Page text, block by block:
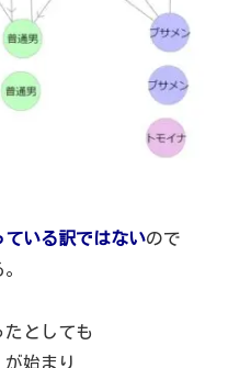
いる訳ではないので
としても
が始まり